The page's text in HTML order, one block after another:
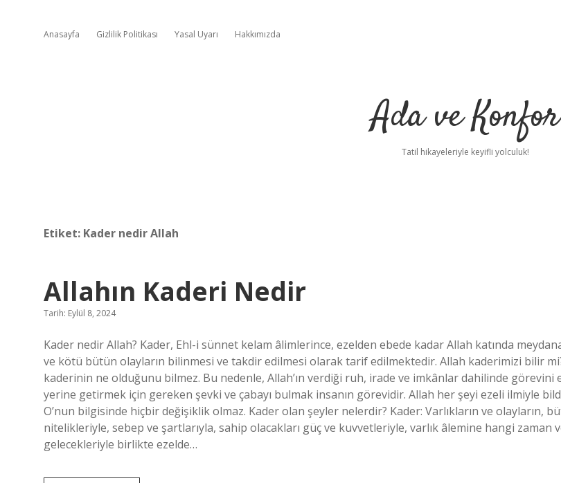
Anasayfa Gizlilik Politikası Yasal Uyarı Hakkımızda
Ada ve Konfor
Tatil hikayeleriyle keyifli yolculuk!
Etiket: Kader nedir Allah
Allahın Kaderi Nedir
Tarih: Eylül 8, 2024
Kader nedir Allah? Kader, Ehl-i sünnet kelam âlimlerince, ezelden ebede kadar Allah katında
ve kötü bütün olayların bilinmesi ve takdir edilmesi olarak tarif edilmektedir. Allah kaderimizi bilir
kaderinin ne olduğunu bilmez. Bu nedenle, Allah’ın verdiği ruh, irade ve imkânlar dahilinde görevini
yerine getirmek için gereken şevki ve çabayı bulmak insanın görevidir. Allah her şeyi ezeli ilmiyle
O’nun bilgisinde hiçbir değişiklik olmaz. Kader olan şeyler nelerdir? Kader: Varlıkların ve olayların,
nitelikleriyle, sebep ve şartlarıyla, sahip olacakları güç ve kuvvetleriyle, varlık âlemine hangi zaman
gelecekleriyle birlikte ezelde…